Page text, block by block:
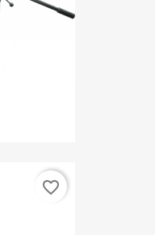
favorite_border